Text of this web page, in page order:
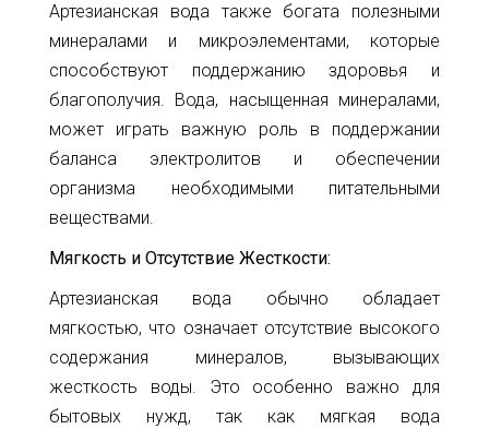
Артезианская вода также богата полезными
минералами и микроэлементами, которые
способствуют поддержанию здоровья и
благополучия. Вода, насыщенная минералами,
может играть важную роль в поддержании
баланса электролитов и обеспечении
организма необходимыми питательными
веществами.
Мягкость и Отсутствие Жесткости:
Артезианская вода обычно обладает
мягкостью, что означает отсутствие высокого
содержания минералов, вызывающих
жесткость воды. Это особенно важно для
бытовых нужд, так как мягкая вода